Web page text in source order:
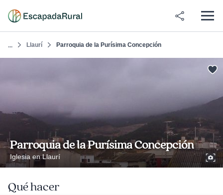
... Llaurí Parroquia de la Purísima Concepción
Parroquia de la Purísima Concepción
Iglesia en Llaurí
Qué hacer